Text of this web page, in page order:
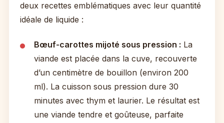
deux recettes emblématiques avec leur quantité
idéale de liquide :
Bœuf-carottes mijoté sous pression : La
viande est placée dans la cuve, recouverte
d’un centimètre de bouillon (environ 200
ml). La cuisson sous pression dure 30
minutes avec thym et laurier. Le résultat est
une viande tendre et goûteuse, parfaite